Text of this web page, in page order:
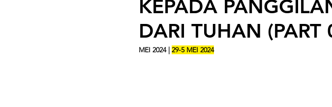
KEPADA
DARI TUHAN (PART
MEI 2024 | 29-5 MEI 2024